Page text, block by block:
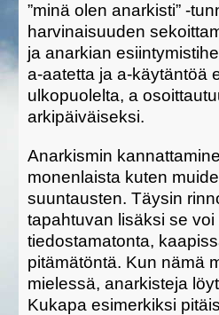
”minä olen anarkisti” -
harvinaisuuden
ja anarkian
a-aatetta ja a-käytäntöä
ulkopuolelta, a
arkipäiväiseksi.
Anarkismin
monenlaista kuten
suuntausten. Täysin
tapahtuvan lisäksi se voi
tiedostamatonta,
pitämätöntä. Kun nämä
mielessä, anarkisteja
Kukapa esimerkiksi